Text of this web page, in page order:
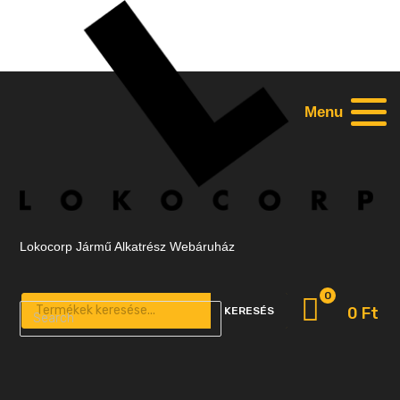
Products search
KERESÉS 0 Ft
0
Lokocorp Jármű Alkatrész Webáruház
Menu